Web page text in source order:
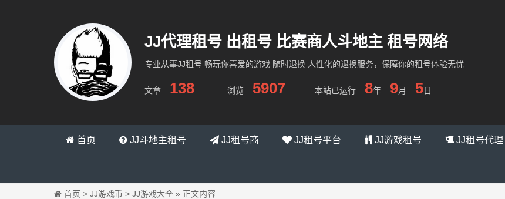
JJ代理租号 出租号 比赛商人斗地主 租号网络
专业从事JJ租号 畅玩你喜爱的游戏 随时退换 人性化的退换服务，保障你的租号体验无忧
文章 138 浏览 5907 本站已运行 8年 9月 5日
首页 JJ斗地主租号 JJ租号商 JJ租号平台 JJ游戏租号 JJ租号代理
首页 > JJ游戏币 > JJ游戏大全 » 正文内容